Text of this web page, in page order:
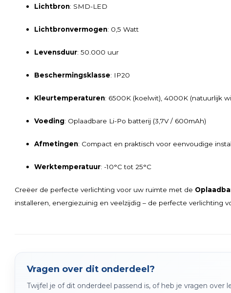
Lichtbron: SMD-LED
Lichtbronvermogen: 0,5 Watt
Levensduur: 50.000 uur
Beschermingsklasse: IP20
Kleurtemperaturen: 6500K (koelwit), 4000K (natuurlijk
Voeding: Oplaadbare Li-Po batterij (3,7V / 600mAh)
Afmetingen: Compact en praktisch voor eenvoudige
Werktemperatuur: -10°C tot 25°C
Creëer de perfecte verlichting voor uw ruimte met de
installeren, energiezuinig en veelzijdig – de perfecte verlichting
Vragen over dit onderdeel?
Twijfel je of dit onderdeel passend is, of heb je vragen over